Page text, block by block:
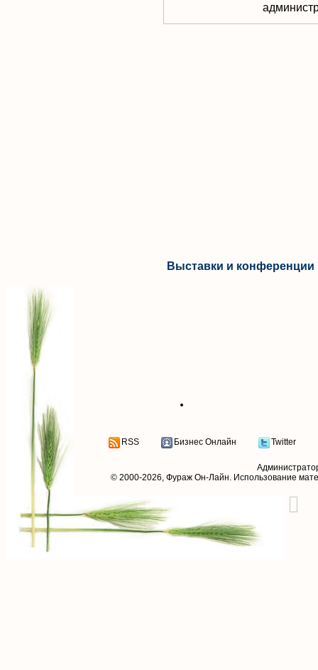
Выставки и конференции
RSS Бизнес Онлайн Twitter
© 2000-2026, Фураж Он-Лайн. Использование